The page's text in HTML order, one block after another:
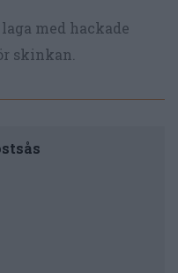
med hackade
skinkan.